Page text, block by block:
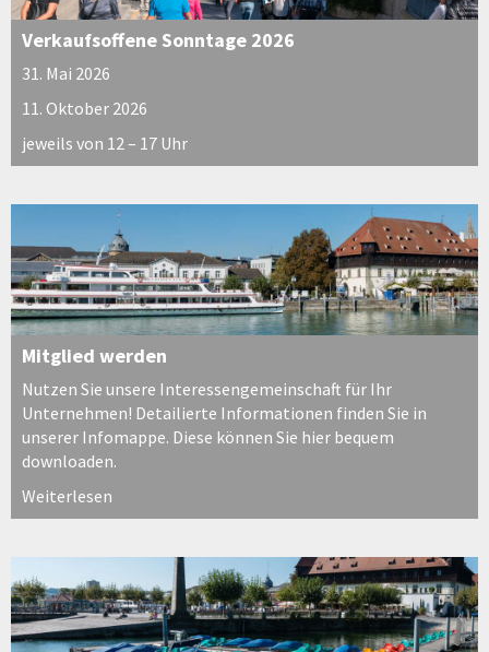
Verkaufsoffene Sonntage 2026
31. Mai 2026
11. Oktober 2026
jeweils von 12 – 17 Uhr
Mitglied werden
Nutzen Sie unsere Interessengemeinschaft für Ihr
Unternehmen! Detailierte Informationen finden Sie in
unserer Infomappe. Diese können Sie hier bequem
downloaden.
Weiterlesen